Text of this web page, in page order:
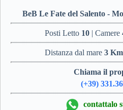
BeB Le Fate del Salento -
Posti Letto 10| Camere
Distanza dal mare 3
Chiama il
(+39)
contattalo